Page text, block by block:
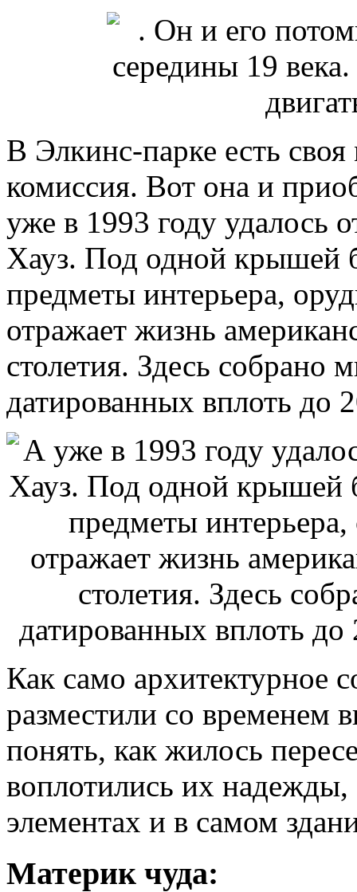
В Элкинс-парке есть своя
комиссия. Вот она и
уже в 1993 году удалось
Хауз. Под одной крышей
предметы интерьера,
отражает жизнь
столетия. Здесь собрано
датированных вплоть до
Как само архитектурное
разместили со временем
понять, как жилось
воплотились их
элементах и в самом
Материк чуда: